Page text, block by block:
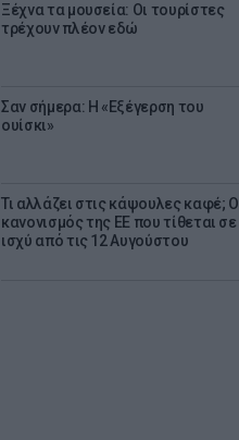
Ξέχνα τα μουσεία: Οι τουρίστες
τρέχουν πλέον εδώ
Σαν σήμερα: Η «Εξέγερση του
ουίσκι»
Τι αλλάζει στις κάψουλες καφέ; Ο
κανονισμός της ΕΕ που τίθεται σε
ισχύ από τις 12 Αυγούστου